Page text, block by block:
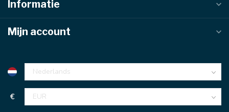
Informatie
Mijn account
€